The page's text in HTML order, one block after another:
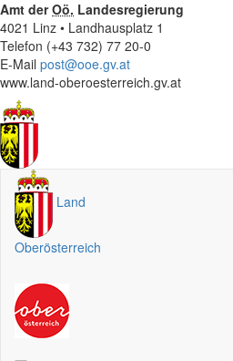
Amt derOö. Landesregierung
4021 Linz • Landhausplatz 1
Telefon (+43 732) 77 20-0
E-Mail post@ooe.gv.at
www.land-oberoesterreich.gv.at
Land
Oberösterreich